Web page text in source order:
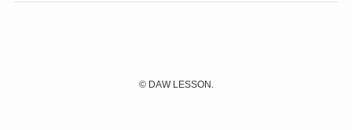
©DAW LESSON.